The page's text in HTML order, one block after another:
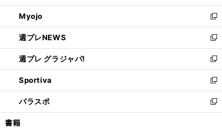
開
く
ウ
で
開
く
ン
ド
ウ
で
開
く
ウ
ィ
ン
ド
ウ
で
開
く
Myojo
新
し
い
ウ
ィ
ン
ド
ウ
で
開
週プレNEWS
新
し
い
ウ
ィ
ン
ド
ウ
週プレ グラジャパ!
新
し
い
ウ
ィ
ン
Sportiva
新
し
い
ウ
パラスポ
新
し
書籍